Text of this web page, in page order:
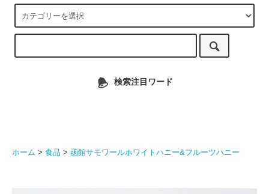
検索注目ワード
ホーム > 食品 > 函館サモワールホワイトハニー&フルーツハニー